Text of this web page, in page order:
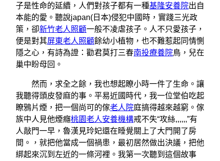
子是性命的延續，人們對孩子都有一種基隆安養院出自
本能的愛。聽說japan(日本)侵犯中國時，實踐三光政
策，卻新竹老人照顧一般不凌虐孩子。人不只愛孩子，
便是對其屏東老人照顧餘幼小植物，也不難惹起同情惻
隱之心，有詩為證：勸君莫打三春南投療養院鳥，兒在
巢中盼母回。
然而，求全之餘，我也想起瞭小時一件了生命。讓
我聽得頭皮發麻的事。平易近國時代，我一位堂伯吃起
瞭鴉片煙，把一個尚可的傢老人院庭搞得越來越窮。傢
族中人見他煙癮桃園老人安養機構戒不失“攻絲,,,,,,”有
人敲門一早，魯漢見玲妃還在睡覺關上了大門開了房
間。，就把他當成一個禍患，最初居然做出決議，把他
綁起來沉到左近的一條河裡。我第一次聽到這個故事